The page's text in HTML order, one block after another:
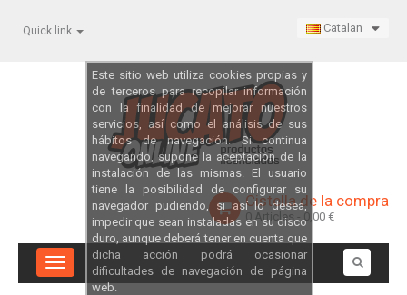
Este sitio web utiliza cookies propias y
de terceros para recopilar información
con la finalidad de mejorar nuestros
servicios, así como el análisis de sus
hábitos de navegación. Si continua
navegando, supone la aceptación de la
instalación de las mismas. El usuario
tiene la posibilidad de configurar su
navegador pudiendo, si así lo desea,
impedir que sean instaladas en su disco
duro, aunque deberá tener en cuenta que
dicha acción podrá ocasionar
dificultades de navegación de página
web.
Catalan
Quick link
Cistella de la compra
0Articles - 0,00 €
Toggle
navigation